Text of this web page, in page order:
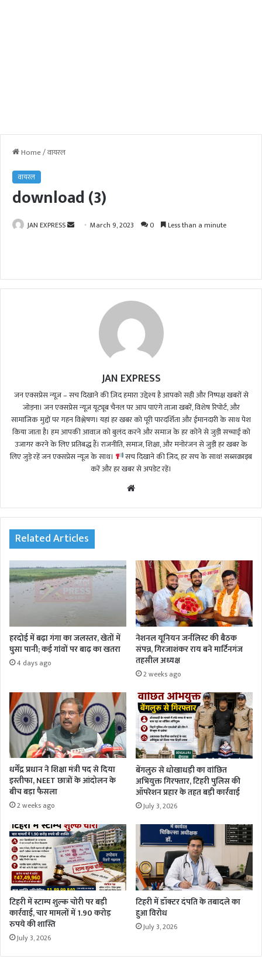
Home/वायरल
वायरल
download (3)
JAN EXPRESS
a
March 9, 2023 0 Less than a minute
JAN EXPRESS
जन एक्सप्रेस न्यूज़ – सच दिखाने की ज़िद हमारा उद्देश्य है आपको सही और निष्पक्ष खबरों से
जोड़ना। जन एक्सप्रेस न्यूज़ यूट्यूब चैनल पर आप पाएंगे ताजा खबरें, विशेष रिपोर्ट, और
सामाजिक मुद्दों पर गहन विश्लेषण। यहां हर खबर को पूरी पारदर्शिता और ईमानदारी के साथ पेश
किया जाता है। हम आपकी आवाज़ को बुलंद करने और समाज के हर कोने से जुड़ी सच्चाई को
उजागर करने के लिए प्रतिबद्ध हैं। राजनीति, समाज, शिक्षा, और मनोरंजन से जुड़ी हर खबर के
लिए जुड़े रहें जन एक्सप्रेस न्यूज़ के साथ।
सच दिखाने की ज़िद, हर सच के साथ! सब्सक्राइब
करें और हर खबर से अपडेट रहें।
te
Related Articles
हरदोई में बढ़ा गंगा का जलस्तर, खेतों में
घुसा पानी; कई गांवों पर बाढ़ का खतरा
4 days ago
नेशनल यूनियन जर्नलिस्ट की बैठक
संपन्न, गिरजाशंकर राय बने मार्टिनगंज
तहसील अध्यक्ष
2 weeks ago
धर्मेंद्र प्रधान ने शिक्षा मंत्री पद से दिया
इस्तीफा, NEET छात्रों के आंदोलन के
बीच बड़ा फैसला
2 weeks ago
बेंगलुरु से धोखाधड़ी का वांछित
अभियुक्त गिरफ्तार, टिहरी पुलिस की
ऑपरेशन प्रहार के तहत बड़ी कार्रवाई
July 3, 2026
टिहरी में स्टाम्प शुल्क चोरी पर बड़ी
कार्रवाई, चार मामलों में 1.90 करोड़
रुपये की शास्ति
July 3, 2026
टिहरी में डॉक्टर दंपति के तबादले का
हुआ विरोध
July 3, 2026